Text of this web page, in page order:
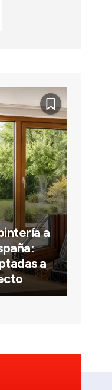
a
a